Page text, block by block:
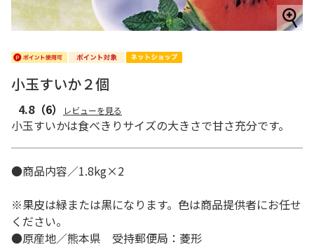
小玉すいか２個
4.8（6） レビューを見る
小玉すいかは食べきりサイズの大きさで甘さ充分です。
●商品内容／1.8kg×2
※果皮は緑または黒になります。色は商品提供者にお任せ
ください。
●原産地／熊本県 受持郵便局：菱形